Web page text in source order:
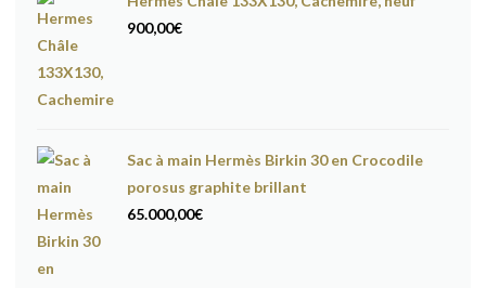
900,00€
Sac à main Hermès Birkin 30 en Crocodile
porosus graphite brillant
65.000,00€